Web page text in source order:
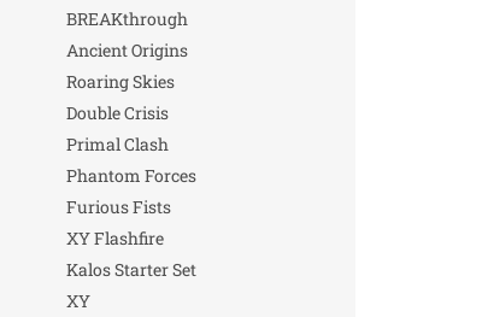
BREAKthrough
Ancient Origins
Roaring Skies
Double Crisis
Primal Clash
Phantom Forces
Furious Fists
XY Flashfire
Kalos Starter Set
XY